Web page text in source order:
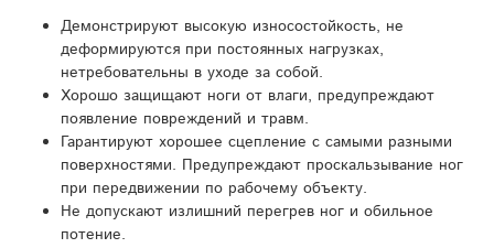
Демонстрируют высокую износостойкость, не
деформируются при постоянных нагрузках,
нетребовательны в уходе за собой.
Хорошо защищают ноги от влаги, предупреждают
появление повреждений и травм.
Гарантируют хорошее сцепление с самыми разными
поверхностями. Предупреждают проскальзывание ног
при передвижении по рабочему объекту.
Не допускают излишний перегрев ног и обильное
потение.